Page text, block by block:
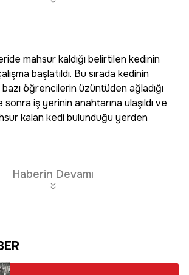
mahsur kaldığı belirtilen kedinin
başlatıldı. Bu sırada kedinin
öğrencilerin üzüntüden ağladığı
iş yerinin anahtarına ulaşıldı ve
kalan kedi bulunduğu yerden
Haberin Devamı